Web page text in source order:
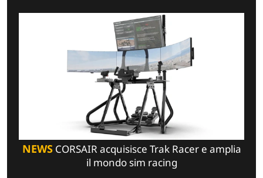
NEWSCORSAIR acquisisce Trak Racer e amplia
il mondo sim racing